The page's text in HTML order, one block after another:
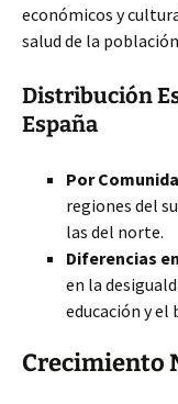
económicos y
salud de la
Distribución
España
Por
regiones del
las del norte.
Diferencias
en la
educación y el
Crecimiento